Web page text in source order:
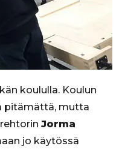
koululla. Koulun
pitämättä, mutta
Jorma
jo käytössä